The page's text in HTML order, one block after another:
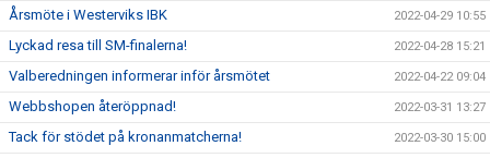
Årsmöte i Westerviks IBK 2022-04-29 10:55
Lyckad resa till SM-finalerna! 2022-04-28 15:21
Valberedningen informerar inför årsmötet 2022-04-22 09:04
Webbshopen återöppnad! 2022-03-31 13:27
Tack för stödet på kronanmatcherna! 2022-03-30 15:00